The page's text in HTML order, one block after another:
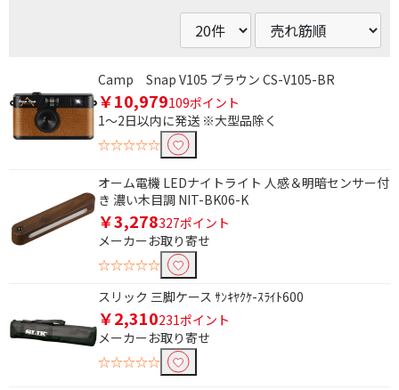
Camp Snap V105 ブラウン CS-V105-BR
￥10,979109ポイント
1～2日以内に発送 ※大型品除く
☆☆☆☆☆
オーム電機 LEDナイトライト 人感＆明暗センサー付
き 濃い木目調 NIT-BK06-K
￥3,278327ポイント
メーカーお取り寄せ
☆☆☆☆☆
スリック 三脚ケース ｻﾝｷﾔｸｹ-ｽﾗｲﾄ600
￥2,310231ポイント
メーカーお取り寄せ
☆☆☆☆☆